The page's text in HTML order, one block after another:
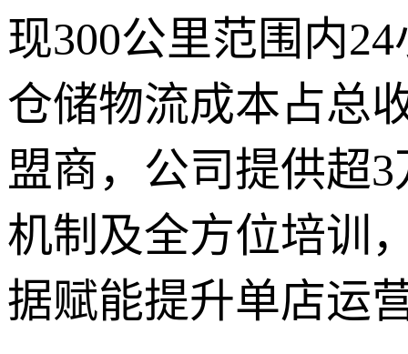
现300公里范围内
仓储物流成本占总
盟商，公司提供超
机制及全方位培训
据赋能提升单店运